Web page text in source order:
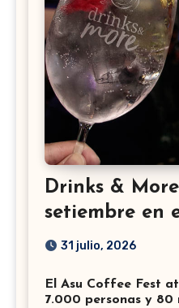
Drinks &
setiembre en
31 julio, 2026
El Asu Coffee Fest
7.000 personas y 80